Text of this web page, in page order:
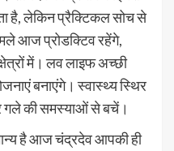
है, लेकिन प्रैक्टिकल सोच से
आज प्रोडक्टिव रहेंगे,
में। लव लाइफ अच्छी
बनाएंगे। स्वास्थ्य स्थिर
गले की समस्याओं से बचें।
है आज चंद्रदेव आपकी ही